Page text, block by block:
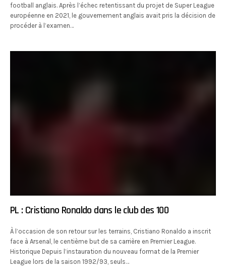
football anglais. Après l’échec retentissant du projet de Super League
européenne en 2021, le gouvernement anglais avait pris la décision de
procéder à l’examen…
PL : Cristiano Ronaldo dans le club des 100
À l’occasion de son retour sur les terrains, Cristiano Ronaldo a inscrit
face à Arsenal, le centième but de sa carrière en Premier League.
Historique Depuis l’instauration du nouveau format de la Premier
League lors de la saison 1992/93, seuls…